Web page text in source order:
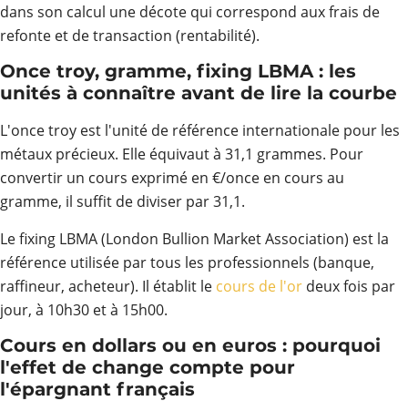
dans son calcul une décote qui correspond aux frais de
refonte et de transaction (rentabilité).
Once troy, gramme, fixing LBMA : les
unités à connaître avant de lire la courbe
L'once troy est l'unité de référence internationale pour les
métaux précieux. Elle équivaut à 31,1 grammes. Pour
convertir un cours exprimé en €/once en cours au
gramme, il suffit de diviser par 31,1.
Le fixing LBMA (London Bullion Market Association) est la
référence utilisée par tous les professionnels (banque,
raffineur, acheteur). Il établit le cours de l'or deux fois par
jour, à 10h30 et à 15h00.
Cours en dollars ou en euros : pourquoi
l'effet de change compte pour
l'épargnant français